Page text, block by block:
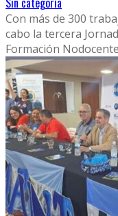
Con más de 300
cabo la tercera
Formación